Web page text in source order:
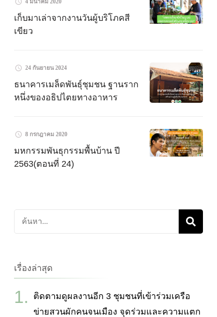
เก็บมาเล่าจากงานวันผู้บริโภคสี
เขียว
24 กันยายน 2024
ธนาคารเมล็ดพันธุ์ชุมชน ฐานราก
หนึ่งของอธิปไตยทางอาหาร
8 กรกฎาคม 2020
มหกรรมพันธุกรรมพื้นบ้าน ปี
2563(ตอนที่ 24)
ค้นหา
เกี่ยว
เรื่องล่าสุด
ติดตามดูผลงานอีก 3 ชุมชนที่เข้าร่วมเครือ
ข่ายสวนผักคนจนเมือง จุดร่วมและความแตก